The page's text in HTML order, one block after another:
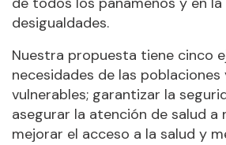
desigualdades.
Nuestra propuesta tiene cinco
necesidades de las
vulnerables; garantizar la
asegurar la atención de salud a
mejorar el acceso a la salud y